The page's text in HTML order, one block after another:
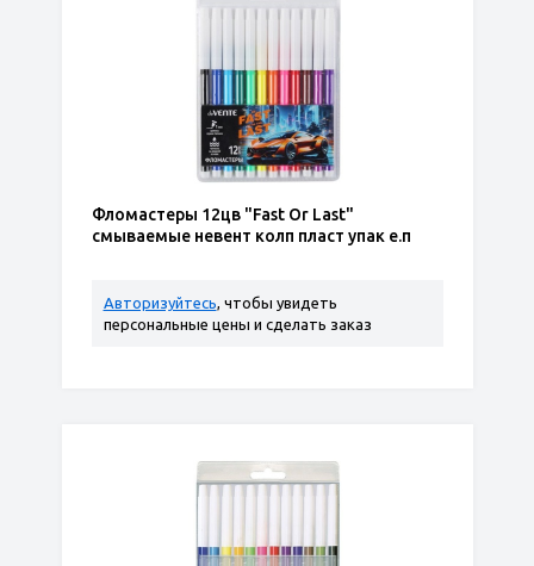
Фломастеры 12цв "Fast Or Last"
смываемые невент колп пласт упак е.п
Авторизуйтесь, чтобы увидеть
персональные цены и сделать заказ